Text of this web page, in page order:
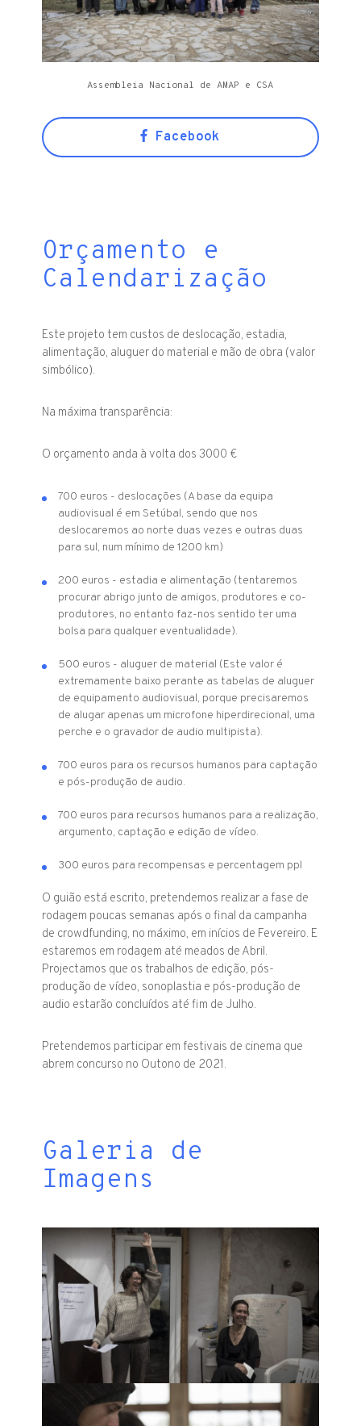
Assembleia Nacional de AMAP e CSA
Facebook
Orçamento e
Calendarização
Este projeto tem custos de deslocação, estadia,
alimentação, aluguer do material e mão de obra (valor
simbólico).
Na máxima transparência:
O orçamento anda à volta dos 3000 €
700 euros - deslocações (A base da equipa
audiovisual é em Setúbal, sendo que nos
deslocaremos ao norte duas vezes e outras duas
para sul, num mínimo de 1200 km)
200 euros - estadia e alimentação (tentaremos
procurar abrigo junto de amigos, produtores e co-
produtores, no entanto faz-nos sentido ter uma
bolsa para qualquer eventualidade).
500 euros - aluguer de material (Este valor é
extremamente baixo perante as tabelas de aluguer
de equipamento audiovisual, porque precisaremos
de alugar apenas um microfone hiperdirecional, uma
perche e o gravador de audio multipista).
700 euros para os recursos humanos para captação
e pós-produção de audio.
700 euros para recursos humanos para a realização,
argumento, captação e edição de vídeo.
300 euros para recompensas e percentagem ppl
O guião está escrito, pretendemos realizar a fase de
rodagem poucas semanas após o final da campanha
de crowdfunding, no máximo, em inícios de Fevereiro. E
estaremos em rodagem até meados de Abril.
Projectamos que os trabalhos de edição, pós-
produção de vídeo, sonoplastia e pós-produção de
audio estarão concluídos até fim de Julho.
Pretendemos participar em festivais de cinema que
abrem concurso no Outono de 2021.
Galeria de
Imagens